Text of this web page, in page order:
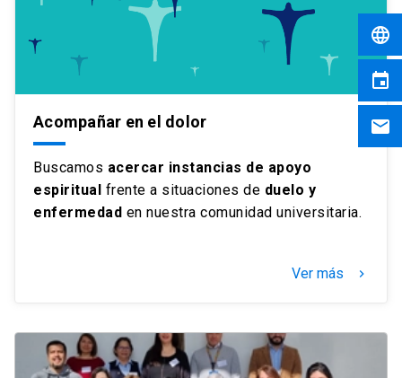
Acompañar en el dolor
Buscamos acercar instancias de apoyo
espiritual frente a situaciones de duelo y
enfermedad en nuestra comunidad universitaria.
Ver más keyboard_arrow_right
language
event
email